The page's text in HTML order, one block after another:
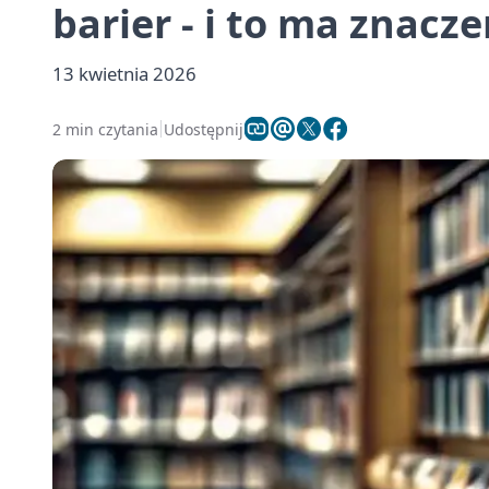
barier - i to ma
13 kwietnia 2026
2 min czytania Udostępnij